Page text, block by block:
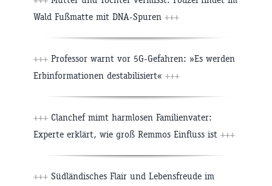
Wald Fußmatte mit DNA-Spuren +++
+++ Professor warnt vor 5G-Gefahren: »Es werden
Erbinformationen destabilisiert« +++
+++ Clanchef mimt harmlosen Familienvater:
Experte erklärt, wie groß Remmos Einfluss ist +++
+++ Südländisches Flair und Lebensfreude im